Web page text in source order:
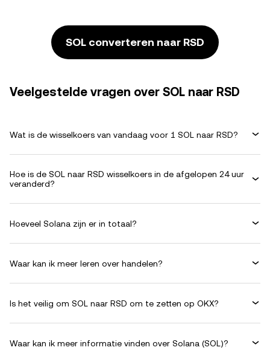
SOL converteren naar RSD
Veelgestelde vragen over SOL naar RSD
Wat is de wisselkoers van vandaag voor 1 SOL naar RSD?
Hoe is de SOL naar RSD wisselkoers in de afgelopen 24 uur
veranderd?
Hoeveel Solana zijn er in totaal?
Waar kan ik meer leren over handelen?
Is het veilig om SOL naar RSD om te zetten op OKX?
Waar kan ik meer informatie vinden over Solana (SOL)?